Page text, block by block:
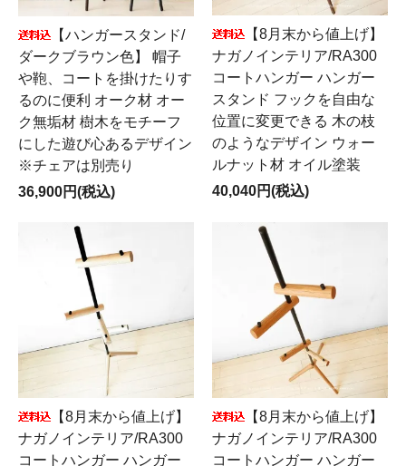
【ハンガースタンド/
ダークブラウン色】 帽子
や鞄、コートを掛けたりす
るのに便利 オーク材 オー
ク無垢材 樹木をモチーフ
にした遊び心あるデザイン
※チェアは別売り
36,900円(税込)
【8月末から値上げ】
ナガノインテリア/RA300
コートハンガー ハンガー
スタンド フックを自由な
位置に変更できる 木の枝
のようなデザイン ウォー
ルナット材 オイル塗装
40,040円(税込)
【8月末から値上げ】
ナガノインテリア/RA300
コートハンガー ハンガー
【8月末から値上げ】
ナガノインテリア/RA300
コートハンガー ハンガー